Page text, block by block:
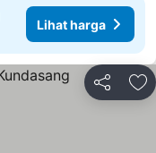
Lihat harga
Kongsi